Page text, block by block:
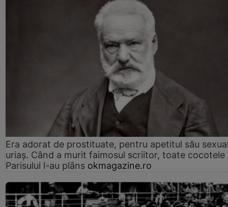
Era adorat de prostituate, pentru apetitul său
uriaș. Când a murit faimosul scriitor, toate cocotele
Parisului l-au plâns okmagazine.ro